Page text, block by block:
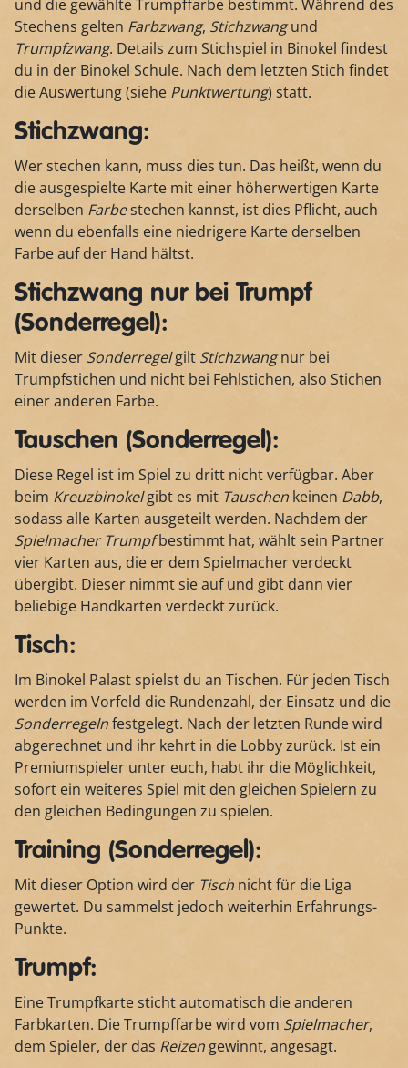
und die gewählte Trumpffarbe bestimmt. Während des
Stechens gelten Farbzwang, Stichzwangund
Trumpfzwang. Details zum Stichspiel in Binokel findest
du in der Binokel Schule. Nach dem letzten Stich findet
die Auswertung (siehe Punktwertung) statt.
Stichzwang:
Wer stechen kann, muss dies tun. Das heißt, wenn du
die ausgespielte Karte mit einer höherwertigen Karte
derselben Farbestechen kannst, ist dies Pflicht, auch
wenn du ebenfalls eine niedrigere Karte derselben
Farbe auf der Hand hältst.
Stichzwang nur bei Trumpf
(Sonderregel):
Mit dieser Sonderregelgilt Stichzwangnur bei
Trumpfstichen und nicht bei Fehlstichen, also Stichen
einer anderen Farbe.
Tauschen (Sonderregel):
Diese Regel ist im Spiel zu dritt nicht verfügbar. Aber
beim Kreuzbinokelgibt es mit Tauschen keinen Dabb,
sodass alle Karten ausgeteilt werden. Nachdem der
Spielmacher Trumpfbestimmt hat, wählt sein Partner
vier Karten aus, die er dem Spielmacher verdeckt
übergibt. Dieser nimmt sie auf und gibt dann vier
beliebige Handkarten verdeckt zurück.
Tisch:
Im Binokel Palast spielst du an Tischen. Für jeden Tisch
werden im Vorfeld die Rundenzahl, der Einsatz und die
Sonderregelnfestgelegt. Nach der letzten Runde wird
abgerechnet und ihr kehrt in die Lobby zurück. Ist ein
Premiumspieler unter euch, habt ihr die Möglichkeit,
sofort ein weiteres Spiel mit den gleichen Spielern zu
den gleichen Bedingungen zu spielen.
Training (Sonderregel):
Mit dieser Option wird der Tisch nicht für die Liga
gewertet. Du sammelst jedoch weiterhin Erfahrungs-
Punkte.
Trumpf:
Eine Trumpfkarte sticht automatisch die anderen
Farbkarten. Die Trumpffarbe wird vom Spielmacher,
dem Spieler, der das Reizen gewinnt, angesagt.